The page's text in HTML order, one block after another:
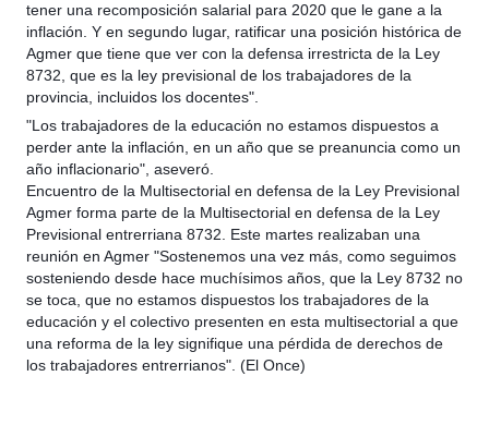
tener una recomposición salarial para 2020 que le gane a la
inflación. Y en segundo lugar, ratificar una posición histórica de
Agmer que tiene que ver con la defensa irrestricta de la Ley
8732, que es la ley previsional de los trabajadores de la
provincia, incluidos los docentes".
"Los trabajadores de la educación no estamos dispuestos a
perder ante la inflación, en un año que se preanuncia como un
año inflacionario", aseveró.
Encuentro de la Multisectorial en defensa de la Ley Previsional
Agmer forma parte de la Multisectorial en defensa de la Ley
Previsional entrerriana 8732. Este martes realizaban una
reunión en Agmer "Sostenemos una vez más, como seguimos
sosteniendo desde hace muchísimos años, que la Ley 8732 no
se toca, que no estamos dispuestos los trabajadores de la
educación y el colectivo presenten en esta multisectorial a que
una reforma de la ley signifique una pérdida de derechos de
los trabajadores entrerrianos". (El Once)